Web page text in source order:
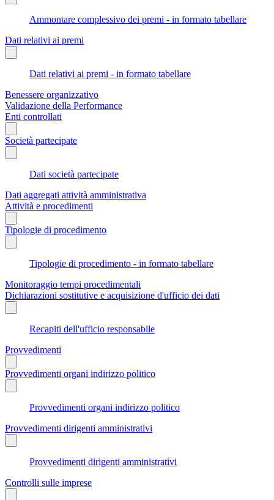
Ammontare complessivo dei premi - in formato tabellare
Dati relativi ai premi
Dati relativi ai premi - in formato tabellare
Benessere organizzativo
Validazione della Performance
Enti controllati
Società partecipate
Dati società partecipate
Dati aggregati attività amministrativa
Attività e procedimenti
Tipologie di procedimento
Tipologie di procedimento - in formato tabellare
Monitoraggio tempi procedimentali
Dichiarazioni sostitutive e acquisizione d'ufficio dei dati
Recapiti dell'ufficio responsabile
Provvedimenti
Provvedimenti organi indirizzo politico
Provvedimenti organi indirizzo politico
Provvedimenti dirigenti amministrativi
Provvedimenti dirigenti amministrativi
Controlli sulle imprese